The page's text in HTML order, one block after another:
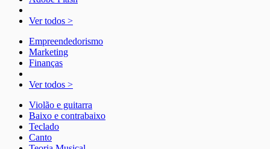
Ver todos >
Empreendedorismo
Marketing
Finanças
Ver todos >
Violão e guitarra
Baixo e contrabaixo
Teclado
Canto